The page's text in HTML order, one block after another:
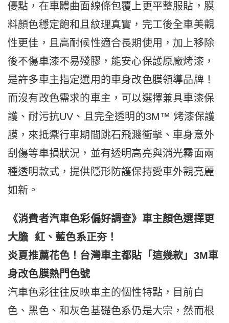
優點，在車體曲面線條包覆上更平整服貼，膜
料顏色穩定飽和且紋理真實，完工後全車美觀
性更佳，且高耐候性適合長期使用，加上移除
後不傷車漆不易殘膠，能安心保護原廠烤漆，
是許多車主指定選用的車身改色膜領導品牌！
而沒有改色需求的車主，可以選擇兼具車漆保
護、耐污抗UV、且完全透明的3M™ 烤漆保護
膜，來抵禦行車期間跳石飛濺衝擊、車身意外
刮傷等車損狀況，並有透明高亮與消光霧面兩
種透明款式，提供隱形防護保持愛車外觀亮麗
如新。
《消費者汽車色彩偏好調查》車主顏色選擇更
大膽 紅、藍色系正夯！
炎夏推薦花色！台灣車主都貼「這幾款」3M車
身改色膜熱門色號
汽車色彩往往反映車主的個性特點，目前白
色、黑色、和灰色基礎色系仍是大宗，然而根